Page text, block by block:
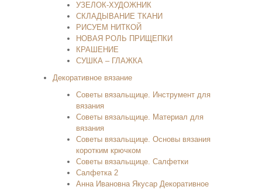
УЗЕЛОК-ХУДОЖНИК
СКЛАДЫВАНИЕ ТКАНИ
РИСУЕМ НИТКОЙ
НОВАЯ РОЛЬ ПРИЩЕПКИ
КРАШЕНИЕ
СУШКА – ГЛАЖКА
Декоративное вязание
Советы вязальщице. Инструмент для
вязания
Советы вязальщице. Материал для
вязания
Советы вязальщице. Основы вязания
коротким крючком
Советы вязальщице. Салфетки
Салфетка 2
Анна Ивановна Якусар Декоративное